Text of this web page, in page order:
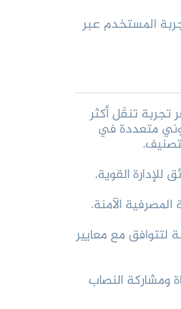
المستخدم عبر
تجربة تنقّل أكثر
متعددة في
القوية.
الآمنة.
لتتوافق مع معايير
ومشاركة النصاب